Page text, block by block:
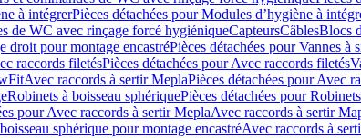
à intégrerPièces détachées pour Modules d’hygiène à
de WC avec rinçage forcé hygiéniqueCapteursCâblesBlocs
droit pour montage encastréPièces détachées pour Vannes à
raccords filetésPièces détachées pour Avec raccords filetés
Avec raccords à sertir MeplaPièces détachées pour Avec
Robinets à boisseau sphériquePièces détachées pour
pour Avec raccords à sertir MeplaAvec raccords à sertir
sphérique pour montage encastréAvec raccords à